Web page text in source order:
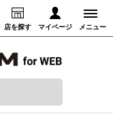
店を探す マイページ メニュー
録音からさがす